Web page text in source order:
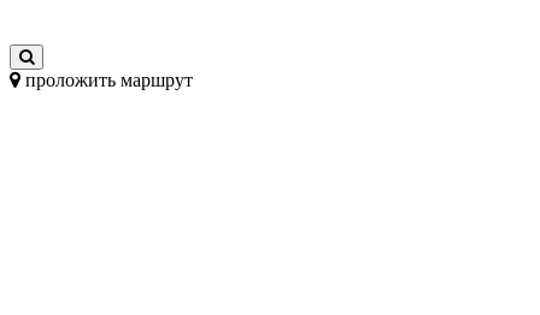
проложить маршрут